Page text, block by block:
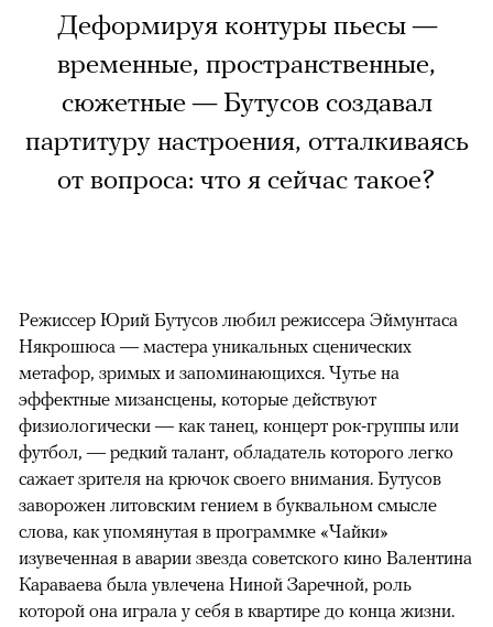
Деформируя контуры пьесы —
временные, пространственные,
сюжетные — Бутусов создавал
партитуру настроения, отталкиваясь
от вопроса: что я сейчас такое?
Режиссер Юрий Бутусов любил режиссера Эймунтаса
Някрошюса — мастера уникальных сценических
метафор, зримых и запоминающихся. Чутье на
эффектные мизансцены, которые действуют
физиологически — как танец, концерт рок-группы или
футбол, — редкий талант, обладатель которого легко
сажает зрителя на крючок своего внимания. Бутусов
заворожен литовским гением в буквальном смысле
слова, как упомянутая в программке «Чайки»
изувеченная в аварии звезда советского кино Валентина
Караваева была увлечена Ниной Заречной, роль
которой она играла у себя в квартире до конца жизни.